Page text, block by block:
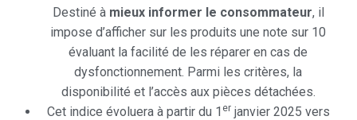
Destiné à mieux informer le consommateur, il
impose d’afficher sur les produits une note sur 10
évaluant la facilité de les réparer en cas de
dysfonctionnement. Parmi les critères, la
disponibilité et l’accès aux pièces détachées.
Cet indice évoluera à partir du 1 erjanvier 2025 vers